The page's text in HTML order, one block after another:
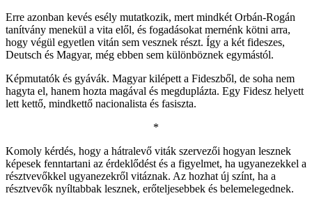
Erre azonban kevés esély mutatkozik, mert mindkét Orbán-Rogán
tanítvány menekül a vita elől, és fogadásokat mernénk kötni arra,
hogy végül egyetlen vitán sem vesznek részt. Így a két fideszes,
Deutsch és Magyar, még ebben sem különböznek egymástól.
Képmutatók és gyávák. Magyar kilépett a Fideszből, de soha nem
hagyta el, hanem hozta magával és megduplázta. Egy Fidesz helyett
lett kettő, mindkettő nacionalista és fasiszta.
*
Komoly kérdés, hogy a hátralevő viták szervezői hogyan lesznek
képesek fenntartani az érdeklődést és a figyelmet, ha ugyanezekkel a
résztvevőkkel ugyanezekről vitáznak. Az hozhat új színt, ha a
résztvevők nyíltabbak lesznek, erőteljesebbek és belemelegednek.